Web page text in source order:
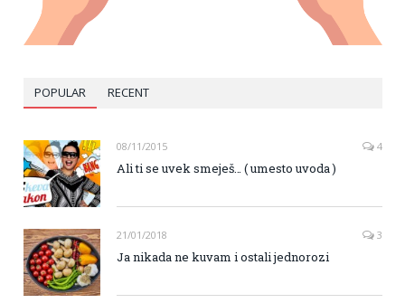
POPULAR RECENT
08/11/2015 4
Ali ti se uvek smeješ… ( umesto uvoda )
21/01/2018 3
Ja nikada ne kuvam i ostali jednorozi